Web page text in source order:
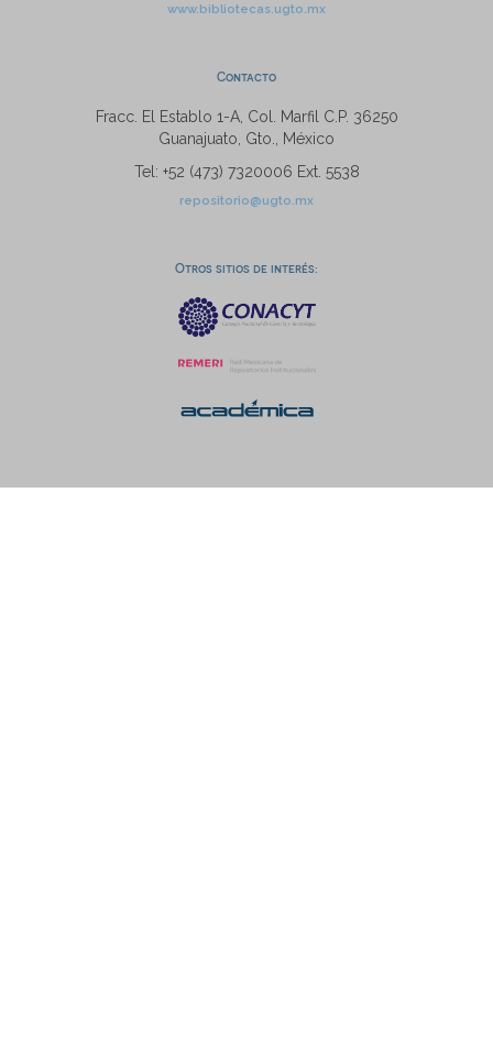
www.bibliotecas.ugto.mx
Contacto
Fracc. El Establo 1-A, Col. Marfil C.P. 36250
Guanajuato, Gto., México
Tel: +52 (473) 7320006 Ext. 5538
repositorio@ugto.mx
Otros sitios de interés: